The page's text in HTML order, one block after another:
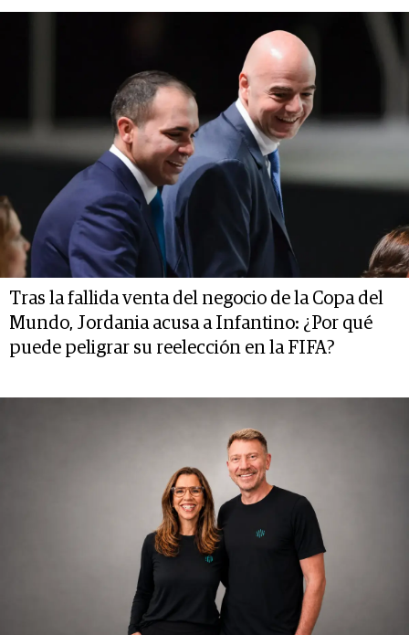
Tras la fallida venta del negocio de la Copa del
Mundo, Jordania acusa a Infantino: ¿Por qué
puede peligrar su reelección en la FIFA?